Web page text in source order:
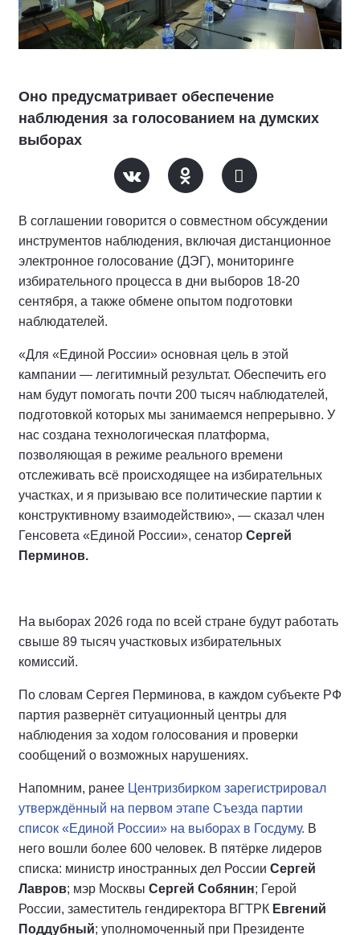
Оно предусматривает обеспечение
наблюдения за голосованием на думских
выборах
В соглашении говорится о совместном обсуждении
инструментов наблюдения, включая дистанционное
электронное голосование (ДЭГ), мониторинге
избирательного процесса в дни выборов 18-20
сентября, а также обмене опытом подготовки
наблюдателей.
«Для «Единой России» основная цель в этой
кампании — легитимный результат. Обеспечить его
нам будут помогать почти 200 тысяч наблюдателей,
подготовкой которых мы занимаемся непрерывно. У
нас создана технологическая платформа,
позволяющая в режиме реального времени
отслеживать всё происходящее на избирательных
участках, и я призываю все политические партии к
конструктивному взаимодействию», — сказал член
Генсовета «Единой России», сенатор Сергей
Перминов.
На выборах 2026 года по всей стране будут работать
свыше 89 тысяч участковых избирательных
комиссий.
По словам Сергея Перминова, в каждом субъекте РФ
партия развернёт ситуационный центры для
наблюдения за ходом голосования и проверки
сообщений о возможных нарушениях.
Напомним, ранее Центризбирком зарегистрировал
утверждённый на первом этапе Съезда партии
список «Единой России» на выборах в Госдуму. В
него вошли более 600 человек. В пятёрке лидеров
списка: министр иностранных дел России Сергей
Лавров; мэр Москвы Сергей Собянин; Герой
России, заместитель гендиректора ВГТРК Евгений
Поддубный; уполномоченный при Президенте